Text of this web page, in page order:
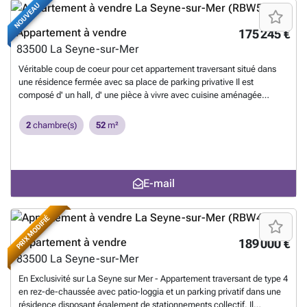
JULIEN ESNAULT au ###En savoir plus ?
NOUVEAU
175 245 €
Appartement à vendre
83500 La Seyne-sur-Mer
Véritable coup de coeur pour cet appartement traversant situé dans
une résidence fermée avec sa place de parking privative Il est
composé d' un hall, d' une pièce à vivre avec cuisine aménagée
directement dans le jardin, une seconde chambre, salle de bain avec
fenêtre et wc separé avec fenêtre Prestations soignées ,dressing,
1En savoir plus ?
2 chambre(s) 52 m²
E-mail
PRIX MODIFIÉ 189 000 €
Appartement à vendre
83500 La Seyne-sur-Mer
En Exclusivité sur La Seyne sur Mer - Appartement traversant de type 4
en rez-de-chaussée avec patio-loggia et un parking privatif dans une
résidence disposant également de stationnements collectif. Il